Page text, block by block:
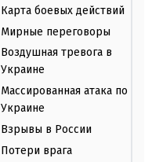
Карта боевых действий
Мирные переговоры
Воздушная тревога в
Украине
Массированная атака по
Украине
Взрывы в России
Потери врага